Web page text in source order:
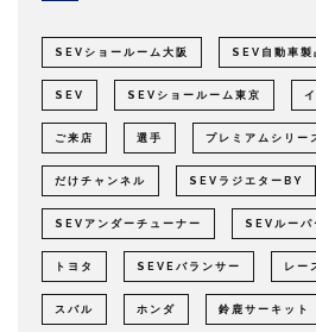
SEVショールーム大阪 SEV自動車製
SEV SEVショールーム東京
ご来店 選手 プレミアムシリー
だけチャンネル SEVラジエターBY
SEVアンダーチューナー SEVルーパ
トヨタ SEVEバランサー レー
スバル ホンダ 鈴鹿サーキット